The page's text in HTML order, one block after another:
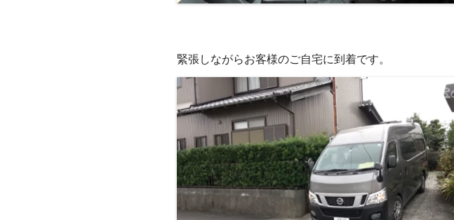
緊張しながらお客様のご自宅に到着です。